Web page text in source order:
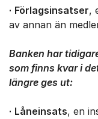
· Förlagsinsatser,
av annan än
Banken har
som finns kvar i
längre ges ut:
· Låneinsats, en